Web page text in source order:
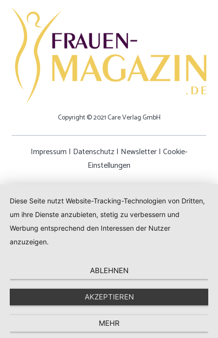
Copyright © 2021 Care Verlag GmbH
Impressum | Datenschutz| Newsletter| Cookie-
Einstellungen
Diese Seite nutzt Website-Tracking-Technologien von Dritten,
um ihre Dienste anzubieten, stetig zu verbessern und
Werbung entsprechend den Interessen der Nutzer
anzuzeigen.
ABLEHNEN
AKZEPTIEREN
MEHR